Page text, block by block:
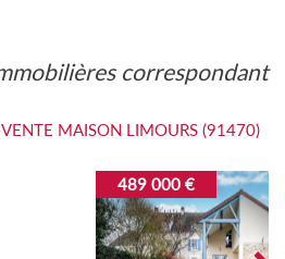
VENTE MAISON LIMOURS (91470)